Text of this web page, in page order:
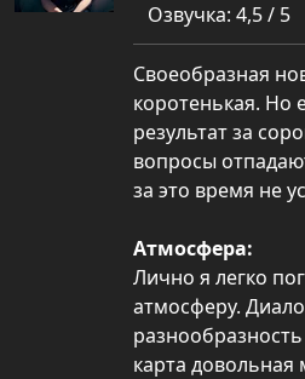
Озвучка: 4,5 / 5
Своеобразная
коротенькая. Но
результат за
вопросы
за это время не
Атмосфера:
Лично я легко
атмосферу.
карта